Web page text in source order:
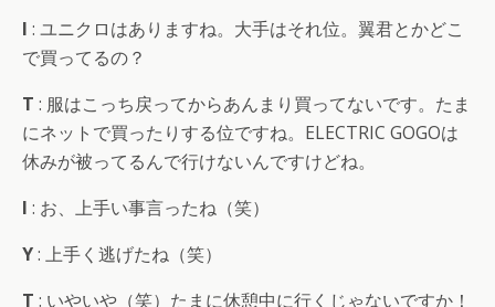
I : ユニクロはありますね。大手はそれ位。翼君とかどこ
で買ってるの？
T : 服はこっち戻ってからあんまり買ってないです。たま
にネットで買ったりする位ですね。ELECTRIC GOGOは
休みが被ってるんで行けないんですけどね。
I : お、上手い事言ったね（笑）
Y: 上手く逃げたね（笑）
T : いやいや（笑）たまに休憩中に行くじゃないですか！